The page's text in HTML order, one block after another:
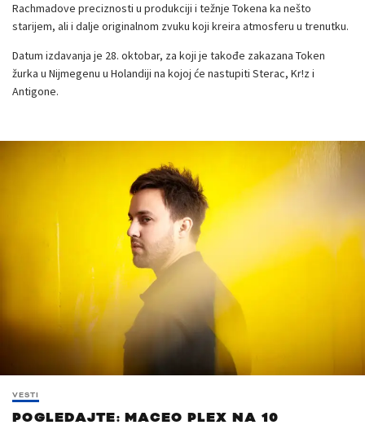
Rachmadove preciznosti u produkciji i težnje Tokena ka nešto
starijem, ali i dalje originalnom zvuku koji kreira atmosferu u trenutku.
Datum izdavanja je 28. oktobar, za koji je takođe zakazana Token
žurka u Nijmegenu u Holandiji na kojoj će nastupiti Sterac, Kr!z i
Antigone.
VESTI
POGLEDAJTE: MACEO PLEX NA 10